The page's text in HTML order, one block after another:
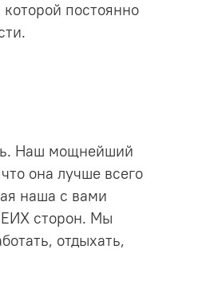
постоянно
Наш мощнейший
она лучше всего
наша с вами
сторон. Мы
отдыхать,